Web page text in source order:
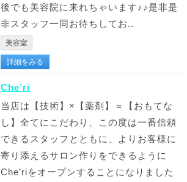
後でも美容院に来れちゃいます♪♪是非是
非スタッフ一同お待ちしてお..
美容室
詳細をみる
Che’ri
当店は【技術】×【薬剤】＝【おもてな
し】全てにこだわり、この度は一番信頼
できるスタッフとともに、よりお客様に
寄り添えるサロン作りをできるように
Che’riをオープンすることになりました